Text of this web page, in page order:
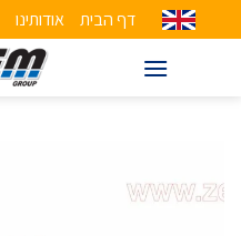
דף הבית אודותינו